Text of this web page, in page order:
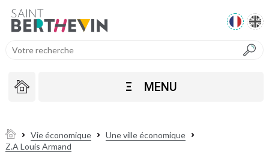
Ξ MENU
Vie économique
Une ville économique
Z.A Louis Armand